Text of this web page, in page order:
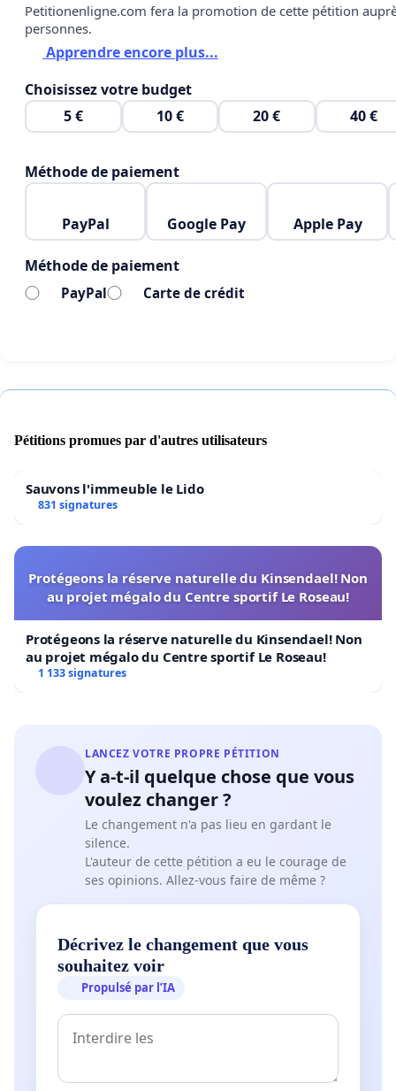
REPRÉSENTATION, TOUT COMME L’AUDIENCE,
JUGEMENT.
preuve, est suffisamment clair pour qu'ils
Exploitations, Représailles, Médisances,
Chantage et Menaces, Mensonges et Calomnies.
Lésions de Droits, Faux Témoignages.
Parjures, Outrages au Tribunal.
rvfQctoilq&si=ktI08lNzcfMq1i3K
CI-DESSUS
JE VOUS LAISSE VOIR PAR VOUS--MEME, DE
VOTRE PROPRE IDÉE ....
Petitionenligne.com fera la promotion de cette pétition
personnes.
Apprendre encore plus...
Choisissez votre budget
5 €
10 € 20 € 40 €
Méthode de paiement
PayPal Google Pay Apple Pay
Méthode de paiement
PayPal Carte de crédit
Pétitions promues par d'autres utilisateurs
Sauvons l'immeuble le Lido
831 signatures
Protégeons la réserve naturelle du Kinsendael! Non
au projet mégalo du Centre sportif Le Roseau!
Protégeons la réserve naturelle du Kinsendael! Non
au projet mégalo du Centre sportif Le Roseau!
1 133 signatures
LANCEZ VOTRE PROPRE PÉTITION
Y a-t-il quelque chose que vous
voulez changer ?
Le changement n'a pas lieu en gardant le
silence.
L'auteur de cette pétition a eu le courage de
ses opinions. Allez-vous faire de même ?
Décrivez le changement que vous
souhaitez voir
Propulsé par l’IA